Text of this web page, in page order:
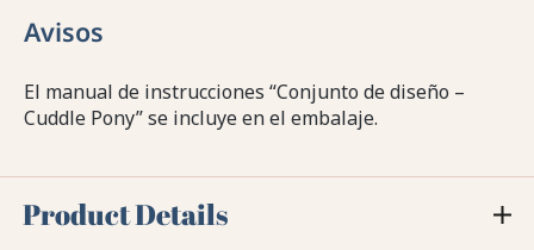
Avisos
El manual de instrucciones “Conjunto de diseño –
Cuddle Pony” se incluye en el embalaje.
Product Details